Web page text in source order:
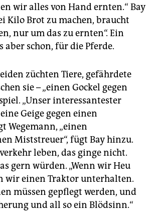
wir alles von Hand ernten.“ Bay
Kilo Brot zu machen, braucht
nur um das zu ernten“. Ein
aber schon, für die Pferde.
züchten Tiere, gefährdete
sie – „einen Gockel gegen
„Unser interessantester
Geige gegen einen
Wegemann, „einen
Miststreuer“, fügt Bay hinzu.
leben, das ginge nicht.
gern würden. „Wenn wir Heu
wir einen Traktor unterhalten.
müssen gepflegt werden, und
und all so ein Blödsinn.“